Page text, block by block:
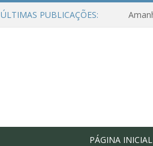
ÚLTIMAS PUBLICAÇÕES:
PÁGINA INICIAL